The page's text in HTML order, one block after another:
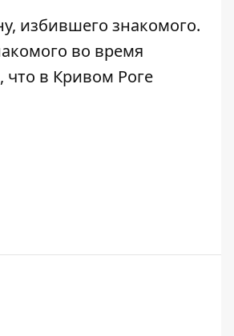
избившего знакомого.
во время
что в Кривом Роге